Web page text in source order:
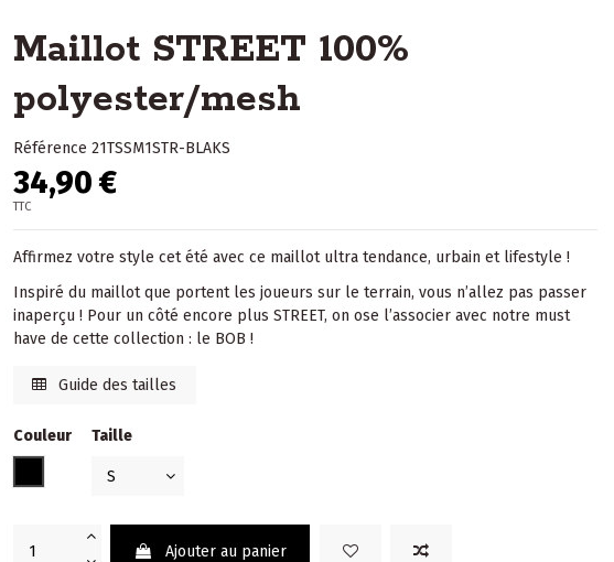
Maillot STREET 100%
polyester/mesh
Référence 21TSSM1STR-BLAKS
34,90 €
TTC
Affirmez votre style cet été avec ce maillot ultra tendance, urbain et lifestyle !
Inspiré du maillot que portent les joueurs sur le terrain, vous n’allez pas passer
inaperçu ! Pour un côté encore plus STREET, on ose l’associer avec notre must
have de cette collection : le BOB !
Guide des tailles
Couleur
Taille
Ajouter au panier